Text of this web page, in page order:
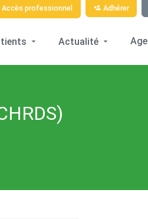
Accès professionnel Adhérer
Actualité